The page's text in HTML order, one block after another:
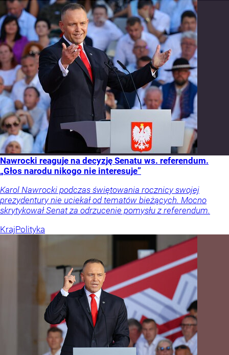
Nawrocki reaguje na decyzję Senatu ws. referendum.
„Głos narodu nikogo nie interesuje”
Karol Nawrocki podczas świętowania rocznicy swojej
prezydentury nie uciekał od tematów bieżących. Mocno
skrytykował Senat za odrzucenie pomysłu z referendum.
KrajPolityka